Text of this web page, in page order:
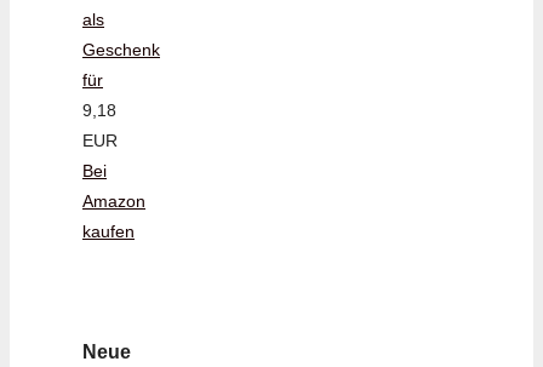
als
Geschenk
für
9,18
EUR
Bei
Amazon
kaufen
Neue